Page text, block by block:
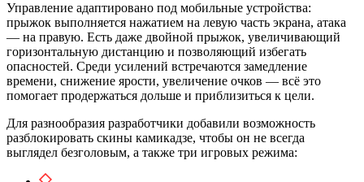
Управление адаптировано под мобильные устройства:
прыжок выполняется нажатием на левую часть экрана, атака
— на правую. Есть даже двойной прыжок, увеличивающий
горизонтальную дистанцию и позволяющий избегать
опасностей. Среди усилений встречаются замедление
времени, снижение ярости, увеличение очков — всё это
помогает продержаться дольше и приблизиться к цели.
Для разнообразия разработчики добавили возможность
разблокировать скины камикадзе, чтобы он не всегда
выглядел безголовым, а также три игровых режима: